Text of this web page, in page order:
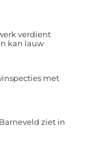
verdient
kan lauw
met
ziet in